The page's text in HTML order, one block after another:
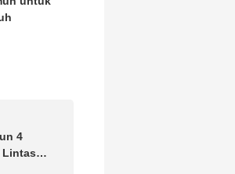
4
Lintas